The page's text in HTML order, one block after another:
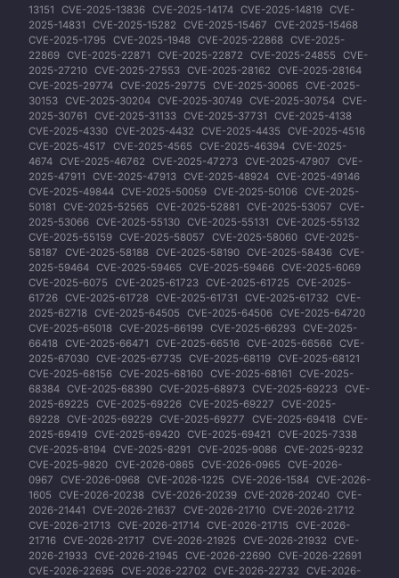
13151
CVE-2025-13836 CVE-2025-14174 CVE-2025-14819 CVE-
2025-14831
CVE-2025-15282 CVE-2025-15467
CVE-2025-15468
CVE-2025-1795
CVE-2025-1948 CVE-2025-22868 CVE-2025-
22869 CVE-2025-22871 CVE-2025-22872 CVE-2025-24855
CVE-
2025-27210 CVE-2025-27553 CVE-2025-28162
CVE-2025-28164
CVE-2025-29774 CVE-2025-29775 CVE-2025-30065
CVE-2025-
30153 CVE-2025-30204 CVE-2025-30749 CVE-2025-30754 CVE-
2025-30761
CVE-2025-31133 CVE-2025-37731
CVE-2025-4138
CVE-2025-4330 CVE-2025-4432 CVE-2025-4435
CVE-2025-4516
CVE-2025-4517
CVE-2025-4565 CVE-2025-46394 CVE-2025-
4674 CVE-2025-46762 CVE-2025-47273 CVE-2025-47907
CVE-
2025-47911
CVE-2025-47913 CVE-2025-48924 CVE-2025-49146
CVE-2025-49844 CVE-2025-50059 CVE-2025-50106 CVE-2025-
50181
CVE-2025-52565 CVE-2025-52881 CVE-2025-53057
CVE-
2025-53066 CVE-2025-55130 CVE-2025-55131
CVE-2025-55132
CVE-2025-55159 CVE-2025-58057 CVE-2025-58060 CVE-2025-
58187
CVE-2025-58188 CVE-2025-58190 CVE-2025-58436 CVE-
2025-59464 CVE-2025-59465 CVE-2025-59466 CVE-2025-6069
CVE-2025-6075
CVE-2025-61723 CVE-2025-61725
CVE-2025-
61726 CVE-2025-61728 CVE-2025-61731 CVE-2025-61732
CVE-
2025-62718 CVE-2025-64505 CVE-2025-64506 CVE-2025-64720
CVE-2025-65018 CVE-2025-66199 CVE-2025-66293 CVE-2025-
66418 CVE-2025-66471 CVE-2025-66516 CVE-2025-66566 CVE-
2025-67030 CVE-2025-67735 CVE-2025-68119 CVE-2025-68121
CVE-2025-68156 CVE-2025-68160 CVE-2025-68161
CVE-2025-
68384 CVE-2025-68390 CVE-2025-68973 CVE-2025-69223 CVE-
2025-69225
CVE-2025-69226 CVE-2025-69227
CVE-2025-
69228 CVE-2025-69229 CVE-2025-69277 CVE-2025-69418 CVE-
2025-69419 CVE-2025-69420 CVE-2025-69421
CVE-2025-7338
CVE-2025-8194 CVE-2025-8291 CVE-2025-9086 CVE-2025-9232
CVE-2025-9820 CVE-2026-0865 CVE-2026-0965
CVE-2026-
0967
CVE-2026-0968 CVE-2026-1225 CVE-2026-1584 CVE-2026-
1605
CVE-2026-20238 CVE-2026-20239 CVE-2026-20240 CVE-
2026-21441
CVE-2026-21637 CVE-2026-21710 CVE-2026-21712
CVE-2026-21713 CVE-2026-21714 CVE-2026-21715
CVE-2026-
21716 CVE-2026-21717 CVE-2026-21925 CVE-2026-21932
CVE-
2026-21933 CVE-2026-21945 CVE-2026-22690 CVE-2026-22691
CVE-2026-22695
CVE-2026-22702 CVE-2026-22732
CVE-2026-